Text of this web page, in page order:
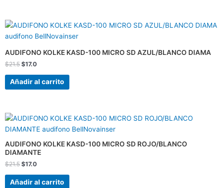
AUDIFONO KOLKE KASD-100 MICRO SD AZUL/BLANCO DIAMA
$21.5
El
original
$21.5.
$17.0
El
actual
$17.0.
Añadir al carrito
AUDIFONO KOLKE KASD-100 MICRO SD ROJO/BLANCO
DIAMANTE
$21.5
El
original
$21.5.
$17.0
El
actual
$17.0.
Añadir al carrito